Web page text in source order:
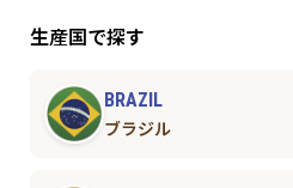
生産国で探す
BRAZIL
ブラジル